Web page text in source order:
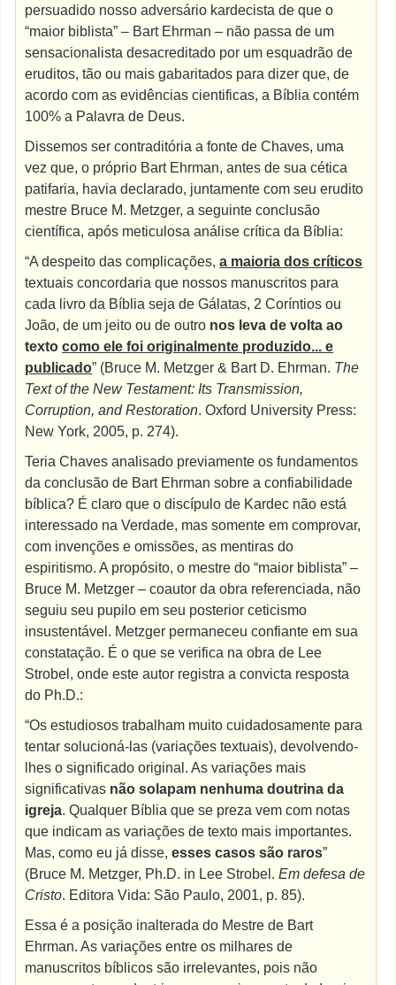
persuadido nosso adversário kardecista de que o
“maior biblista” – Bart Ehrman – não passa de um
sensacionalista desacreditado por um esquadrão de
eruditos, tão ou mais gabaritados para dizer que, de
acordo com as evidências cientificas, a Bíblia contém
100% a Palavra de Deus.
Dissemos ser contraditória a fonte de Chaves, uma
vez que, o próprio Bart Ehrman, antes de sua cética
patifaria, havia declarado, juntamente com seu erudito
mestre Bruce M. Metzger, a seguinte conclusão
científica, após meticulosa análise crítica da Bíblia:
“A despeito das complicações,a maioria dos críticos
textuais concordaria que nossos manuscritos para
cada livro da Bíblia seja de Gálatas, 2 Coríntios ou
João, de um jeito ou de outro nos leva de volta ao
textocomo ele foi originalmente produzido... e
publicado” (Bruce M. Metzger & Bart D. Ehrman. The
Text of the New Testament: Its Transmission,
Corruption, and Restoration.Oxford University Press:
New York, 2005, p. 274).
Teria Chaves analisado previamente os fundamentos
da conclusão de Bart Ehrman sobre a confiabilidade
bíblica? É claro que o discípulo de Kardec não está
interessado na Verdade, mas somente em comprovar,
com invenções e omissões, as mentiras do
espiritismo. A propósito, o mestre do “maior biblista” –
Bruce M. Metzger – coautor da obra referenciada, não
seguiu seu pupilo em seu posterior ceticismo
insustentável. Metzger permaneceu confiante em sua
constatação. É o que se verifica na obra de Lee
Strobel, onde este autor registra a convicta resposta
do Ph.D.:
“Os estudiosos trabalham muito cuidadosamente para
tentar solucioná-las (variações textuais), devolvendo-
lhes o significado original. As variações mais
significativas não solapam nenhuma doutrina da
igreja. Qualquer Bíblia que se preza vem com notas
que indicam as variações de texto mais importantes.
Mas, como eu já disse,esses casos são raros”
(Bruce M. Metzger, Ph.D. in Lee Strobel.Em defesa de
Cristo. Editora Vida: São Paulo, 2001, p. 85).
Essa é a posição inalterada do Mestre de Bart
Ehrman. As variações entre os milhares de
manuscritos bíblicos são irrelevantes, pois não